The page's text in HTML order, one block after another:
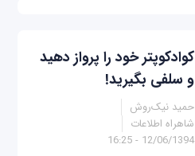
کوادکوپتر خود را پرواز دهید
و سلفی بگیرید!
حمید نیک‌روش
شاهراه اطلاعات
12/06/1394 - 16:25